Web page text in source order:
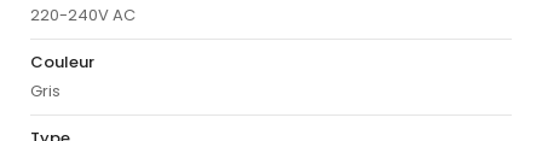
220-240V AC
Couleur
Gris